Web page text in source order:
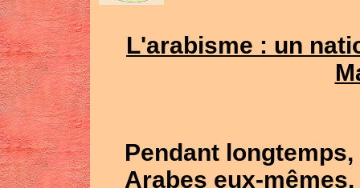
L'arabisme : un
Pendant longtem
Arabes eux-